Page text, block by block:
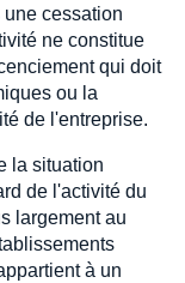
une cessation
ne constitue
qui doit
ou la
de l'entreprise.
la situation
de l'activité du
largement au
à un